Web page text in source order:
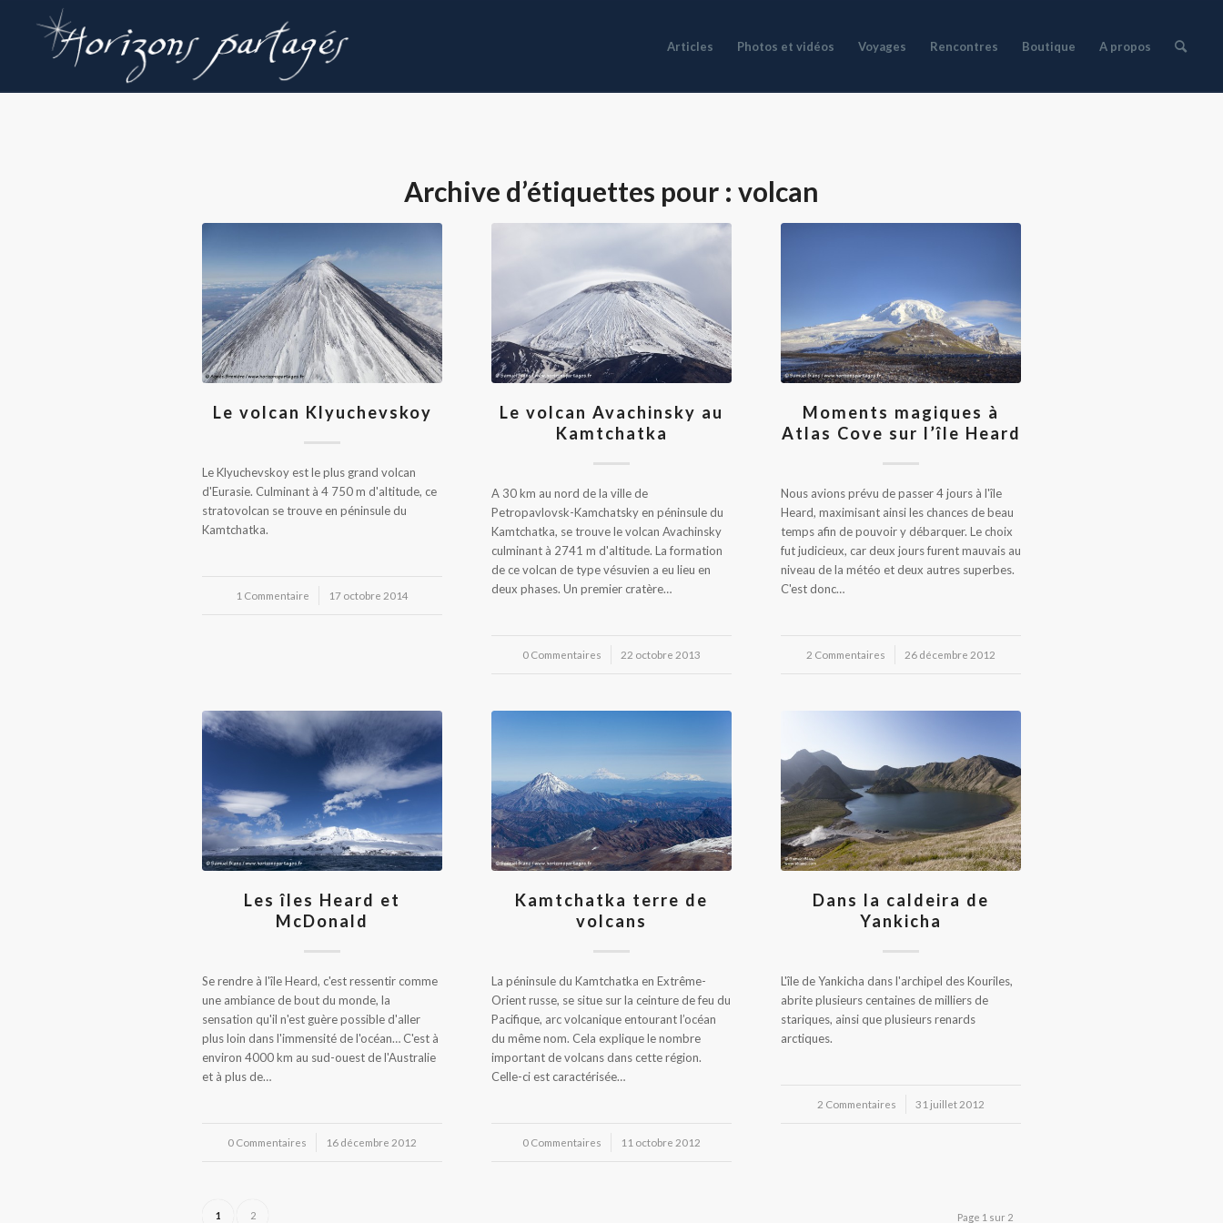
Articles Photos et vidéos Voyages Rencontres Boutique A propos
Archive d’étiquettes pour : volcan
Le volcan Klyuchevskoy
Le Klyuchevskoy est le plus grand volcan
d'Eurasie. Culminant à 4 750 m d'altitude, ce
stratovolcan se trouve en péninsule du
Kamtchatka.
1 Commentaire
/ 17 octobre 2014
Le volcan Avachinsky au
Kamtchatka
A 30 km au nord de la ville de
Petropavlovsk-Kamchatsky en péninsule du
Kamtchatka, se trouve le volcan Avachinsky
culminant à 2741 m d'altitude. La formation
de ce volcan de type vésuvien a eu lieu en
deux phases. Un premier cratère…
0 Commentaires
/ 22 octobre 2013
Moments magiques à
Atlas Cove sur l’île Heard
Nous avions prévu de passer 4 jours à l'île
Heard, maximisant ainsi les chances de beau
temps afin de pouvoir y débarquer. Le choix
fut judicieux, car deux jours furent mauvais au
niveau de la météo et deux autres superbes.
C'est donc…
2 Commentaires
/ 26 décembre 2012
Les îles Heard et
McDonald
Se rendre à l'île Heard, c'est ressentir comme
une ambiance de bout du monde, la
sensation qu'il n'est guère possible d'aller
plus loin dans l'immensité de l'océan… C'est à
environ 4000 km au sud-ouest de l'Australie
et à plus de…
0 Commentaires
/ 16 décembre 2012
Kamtchatka terre de
volcans
La péninsule du Kamtchatka en Extrême-
Orient russe, se situe sur la ceinture de feu du
Pacifique, arc volcanique entourant l’océan
du même nom. Cela explique le nombre
important de volcans dans cette région.
Celle-ci est caractérisée…
0 Commentaires
/ 11 octobre 2012
Dans la caldeira de
Yankicha
L'île de Yankicha dans l'archipel des Kouriles,
abrite plusieurs centaines de milliers de
stariques, ainsi que plusieurs renards
arctiques.
2 Commentaires
/ 31 juillet 2012
Page 1 sur 2
1 2